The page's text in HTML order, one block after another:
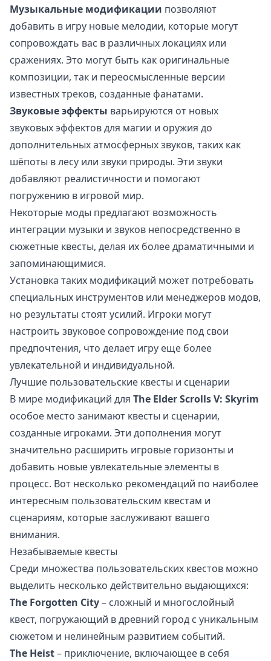
Музыкальные модификации позволяют
добавить в игру новые мелодии, которые могут
сопровождать вас в различных локациях или
сражениях. Это могут быть как оригинальные
композиции, так и переосмысленные версии
известных треков, созданные фанатами.
Звуковые эффекты варьируются от новых
звуковых эффектов для магии и оружия до
дополнительных атмосферных звуков, таких как
шёпоты в лесу или звуки природы. Эти звуки
добавляют реалистичности и помогают
погружению в игровой мир.
Некоторые моды предлагают возможность
интеграции музыки и звуков непосредственно в
сюжетные квесты, делая их более драматичными и
запоминающимися.
Установка таких модификаций может потребовать
специальных инструментов или менеджеров модов,
но результаты стоят усилий. Игроки могут
настроить звуковое сопровождение под свои
предпочтения, что делает игру еще более
увлекательной и индивидуальной.
Лучшие пользовательские квесты и сценарии
В мире модификаций для The Elder Scrolls V: Skyrim
особое место занимают квесты и сценарии,
созданные игроками. Эти дополнения могут
значительно расширить игровые горизонты и
добавить новые увлекательные элементы в
процесс. Вот несколько рекомендаций по наиболее
интересным пользовательским квестам и
сценариям, которые заслуживают вашего
внимания.
Незабываемые квесты
Среди множества пользовательских квестов можно
выделить несколько действительно выдающихся:
The Forgotten City– сложный и многослойный
квест, погружающий в древний город с уникальным
сюжетом и нелинейным развитием событий.
The Heist– приключение, включающее в себя